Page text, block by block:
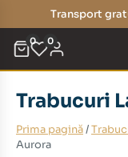
Transport
0 0
Trabucuri
Prima pagină/
Aurora